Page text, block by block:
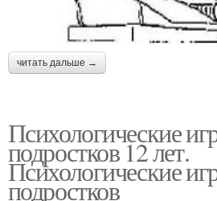
читать дальше →
Психологические
подростков 12 лет.
Психологические
подростков